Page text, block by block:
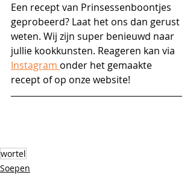
Een recept van Prinsessenboontjes
geprobeerd? Laat het ons dan gerust
weten. Wij zijn super benieuwd naar
jullie kookkunsten. Reageren kan via
Instagram onder het gemaakte
recept of op onze website!
wortel
Soepen